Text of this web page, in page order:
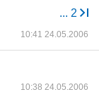
... 2
10:41 24.05.2006
10:38 24.05.2006